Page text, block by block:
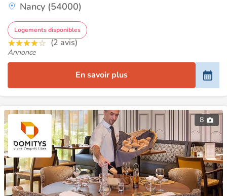
Nancy (54000)
Logements disponibles
(2 avis)
Annonce
En savoir plus
8